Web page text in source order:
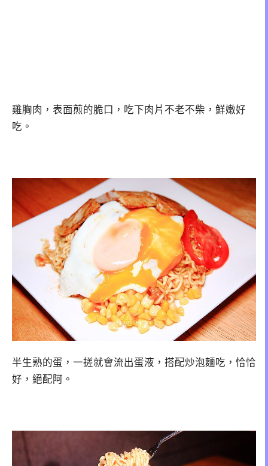
雞胸肉，表面煎的脆口，吃下肉片不老不柴，鮮嫩好
吃。
半生熟的蛋，一搓就會流出蛋液，搭配炒泡麵吃，恰恰
好，絕配阿。